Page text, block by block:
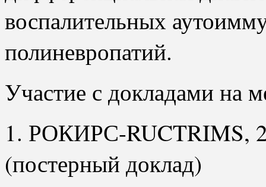
воспалительных
полиневропатий.
Участие с докладами на
1. РОКИРС-RUCTRIMS,
(постерный доклад)